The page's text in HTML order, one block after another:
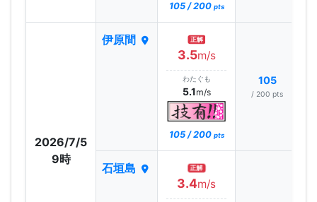
105 / 200 pts
2026/7/5
9時
伊原間 正解
3.5m/s
わたぐも
5.1m/s
105 / 200 pts
105
/ 200 pts
石垣島 正解
3.4m/s